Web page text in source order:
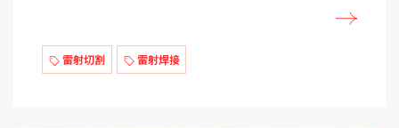
雷射切割 雷射焊接